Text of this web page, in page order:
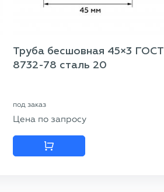
Труба бесшовная 45×3 ГОСТ
8732-78 сталь 20
под заказ
Цена по запросу